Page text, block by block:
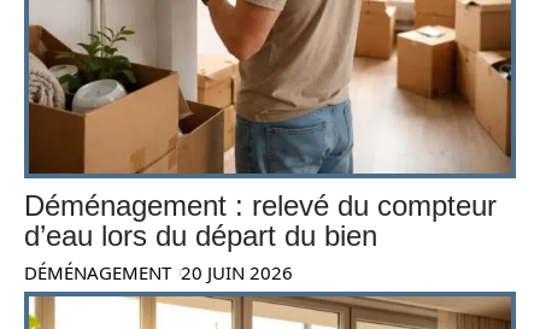
Déménagement : relevé du compteur
d’eau lors du départ du bien
DÉMÉNAGEMENT 20 JUIN 2026